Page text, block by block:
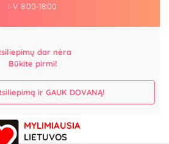
I-V 8:00-18:00
dar nėra
Būkite pirmi!
ir GAUK DOVANĄ!
MYLIMIAUSIA
LIETUVOS